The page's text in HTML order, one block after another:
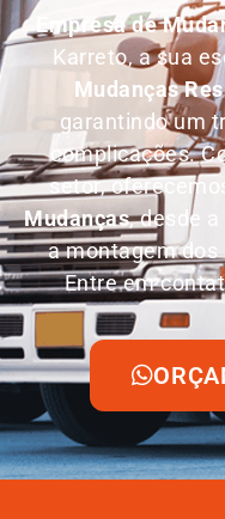
Empresa de
Karreto, a sua
Mudanças
garantindo um
complicações.
setor,
Mudanças, desde
a montagem dos
Entre em